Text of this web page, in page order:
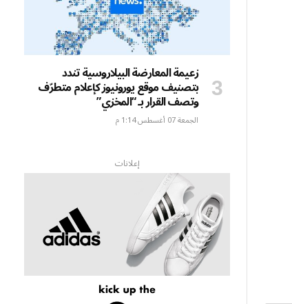
زعيمة المعارضة البيلاروسية تندد
بتصنيف موقع يورونيوز كإعلام متطرّف
وتصف القرار بـ “المخزي”
الجمعة 07 أغسطس 1:14 م
إعلانات